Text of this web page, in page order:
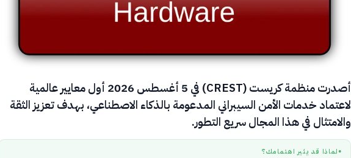
أصدرت منظمة كريست (CREST) في 5 أغسطس 2026 أول معايير عالمية
لاعتماد خدمات الأمن السيبراني المدعومة بالذكاء الاصطناعي، بهدف تعزيز الثقة
والامتثال في هذا المجال سريع التطور.
● لماذا قد يثير اهتمامك؟